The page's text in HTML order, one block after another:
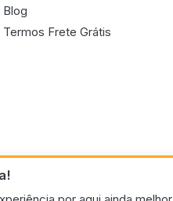
Blog
Termos Frete Grátis
LTDA.